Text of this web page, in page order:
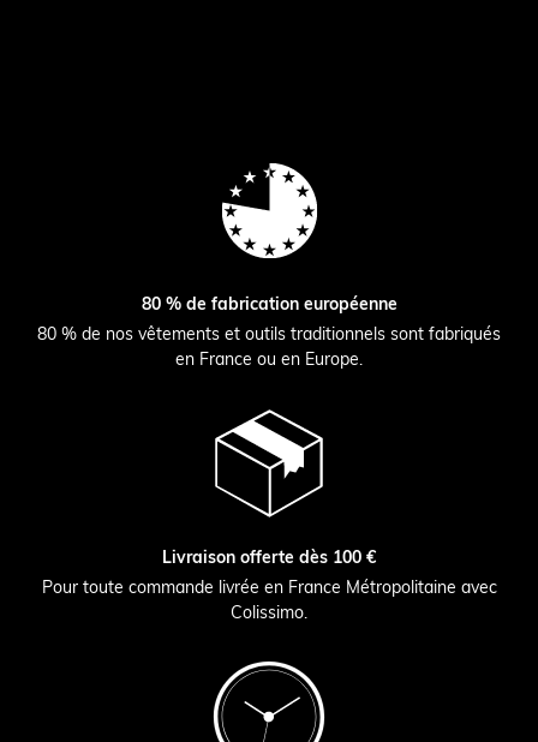
80 % de fabrication européenne
80 % de nos vêtements et outils traditionnels sont fabriqués
en France ou en Europe.
Livraison offerte dès 100 €
Pour toute commande livrée en France Métropolitaine avec
Colissimo.